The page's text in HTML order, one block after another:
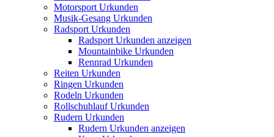
Motorsport Urkunden
Musik-Gesang Urkunden
Radsport Urkunden
Radsport Urkunden anzeigen
Mountainbike Urkunden
Rennrad Urkunden
Reiten Urkunden
Ringen Urkunden
Rodeln Urkunden
Rollschuhlauf Urkunden
Rudern Urkunden
Rudern Urkunden anzeigen